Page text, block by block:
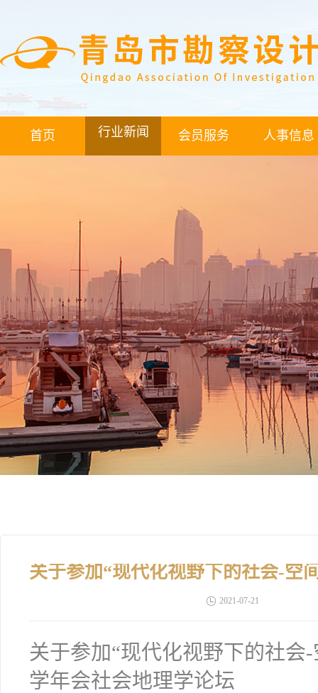
首页 行业新闻 会员服务 人事信息
2021-07-21
关于参加“现代化视野下的社会
学年会社会地理学论坛